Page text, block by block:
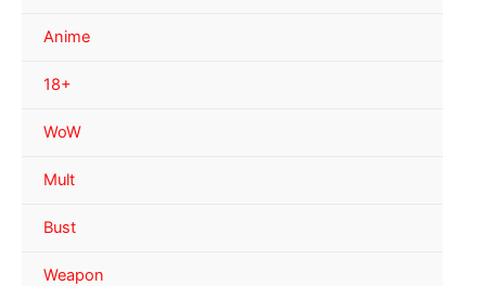
Anime
18+
WoW
Mult
Bust
Weapon